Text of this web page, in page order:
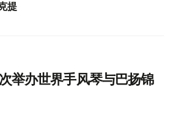
提
举办世界手风琴与巴扬锦